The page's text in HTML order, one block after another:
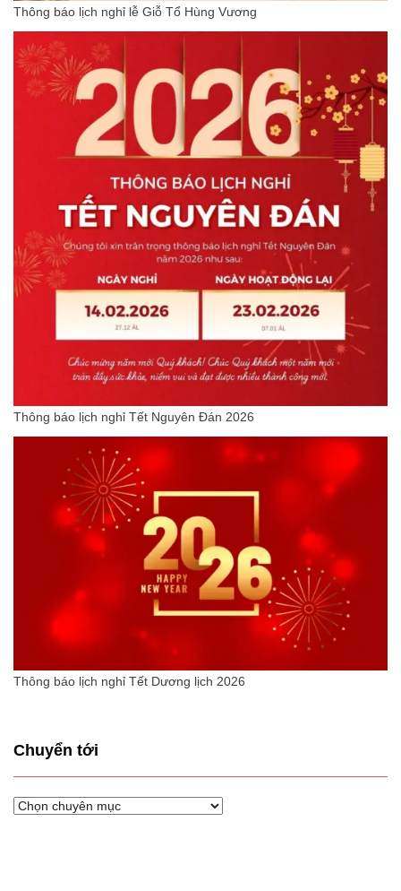
Thông báo lịch nghỉ lễ Giỗ Tổ Hùng Vương
Thông báo lịch nghỉ Tết Nguyên Đán 2026
Thông báo lịch nghỉ Tết Dương lịch 2026
Chuyển tới
Chuyển